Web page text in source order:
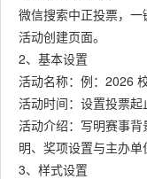
微信搜索中正投票，
活动创建页面。
2、基本设置
活动名称：例：2026
活动时间：设置投票
活动介绍：写明赛事
明、奖项设置与主办单
3、样式设置